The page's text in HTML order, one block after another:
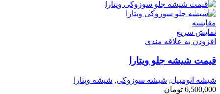
مقايسه
نمایش سریع
افزودن به علاقه مندی
قیمت شیشه جلو ویتارا
شیشه اتومبیل, شیشه سوزوکی, شیشه ویتارا
6,500,000 تومان